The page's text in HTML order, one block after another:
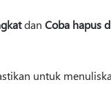
dan Coba hapus
untuk